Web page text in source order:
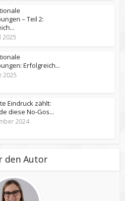
– Teil 2:
2025
Erfolgreich...
2025
Eindruck zählt:
diese No-Gos...
2024
den Autor